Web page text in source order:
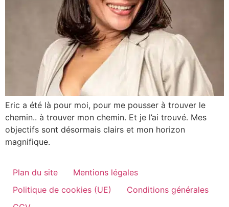
Eric a été là pour moi, pour me pousser à trouver le
chemin.. à trouver mon chemin. Et je l’ai trouvé. Mes
objectifs sont désormais clairs et mon horizon
magnifique.
Plan du site
Mentions légales
Politique de cookies (UE)
Conditions générales